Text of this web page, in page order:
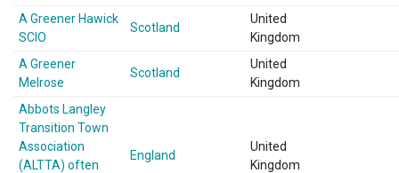
A Greener Hawick
SCIO
Scotland
United
Kingdom
A Greener
Melrose
Scotland
United
Kingdom
Abbots Langley
Transition Town
Association
(ALTTA) often
England
United
Kingdom